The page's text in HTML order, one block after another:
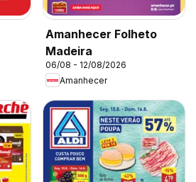
Amanhecer Folheto
Madeira
06/08 - 12/08/2026
Amanhecer